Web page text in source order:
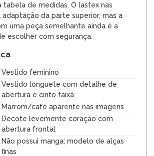
tabela de medidas. O lastex nas
adaptação da parte superior, mas a
uma peça semelhante ainda é a
escolher com segurança.
Vestido feminino
Vestido longuete com detalhe de
abertura e cinto faixa
Marrom/café aparente nas imagens
Decote levemente coração com
abertura frontal
Não possui manga; modelo de alças
finas